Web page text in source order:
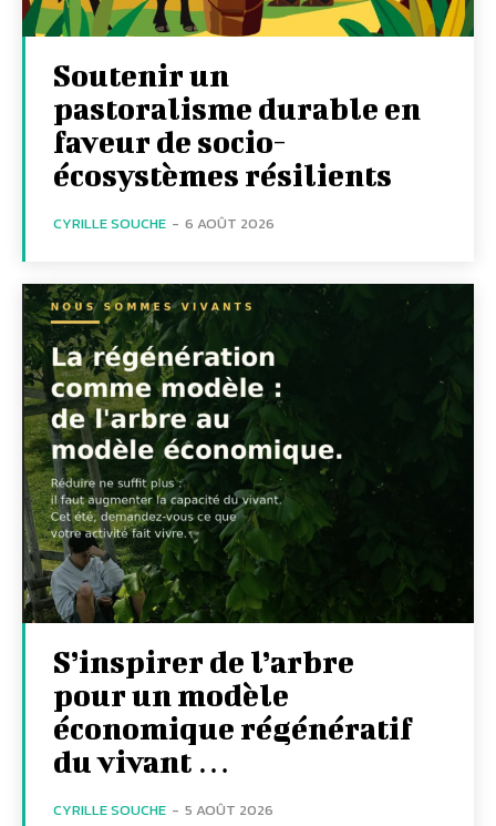
Soutenir un
pastoralisme durable en
faveur de socio-
écosystèmes résilients
CYRILLE SOUCHE - 6 AOÛT 2026
S’inspirer de l’arbre
pour un modèle
économique régénératif
du vivant …
CYRILLE SOUCHE - 5 AOÛT 2026